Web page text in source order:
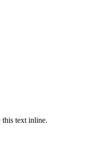
this text inline.